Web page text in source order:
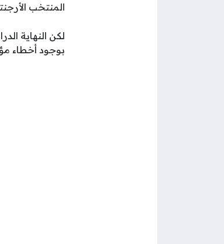
المنتخب الأرجنتيني
لكن النهاية
بوجود أخطاء